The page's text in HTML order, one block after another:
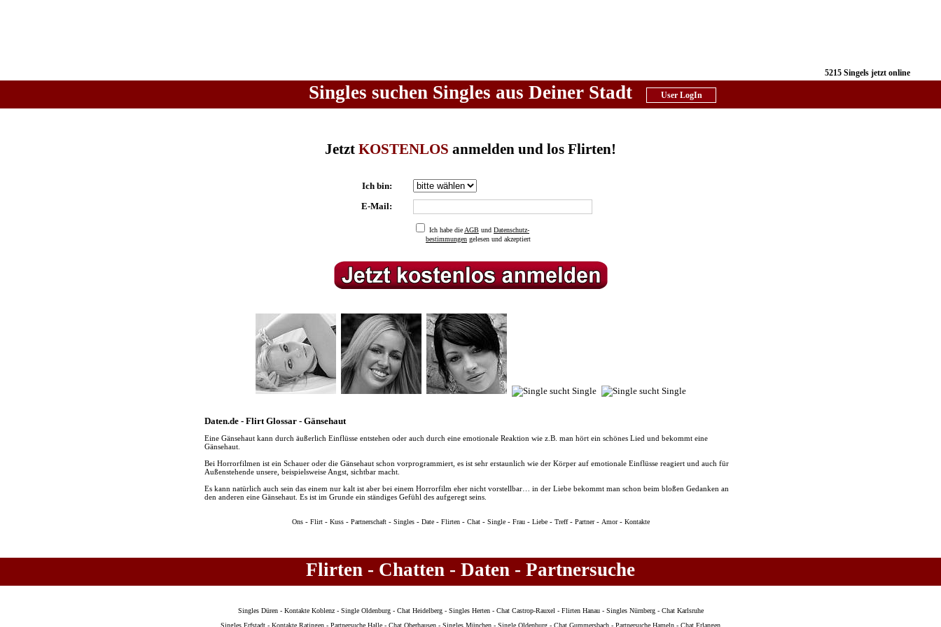
5215 Singels jetzt online
Singles suchen Singles aus Deiner Stadt
Jetzt KOSTENLOS anmelden und los Flirten!
Ich bin:
E-Mail:
Ich habe die AGB und Datenschutz-
bestimmungen gelesen und akzeptiert
Daten.de - Flirt Glossar - Gänsehaut
Eine Gänsehaut kann durch äußerlich Einflüsse entstehen oder auch durch eine emotionale Reaktion wie z.B. man hört ein schönes Lied und bekommt eine
Gänsehaut.
Bei Horrorfilmen ist ein Schauer oder die Gänsehaut schon vorprogrammiert, es ist sehr erstaunlich wie der Körper auf emotionale Einflüsse reagiert und auch für
Außenstehende unsere, beispielsweise Angst, sichtbar macht.
Es kann natürlich auch sein das einem nur kalt ist aber bei einem Horrorfilm eher nicht vorstellbar… in der Liebe bekommt man schon beim bloßen Gedanken an
den anderen eine Gänsehaut. Es ist im Grunde ein ständiges Gefühl des aufgeregt seins.
Ons- Flirt- Kuss- Partnerschaft- Singles- Date- Flirten- Chat- Single- Frau- Liebe- Treff- Partner- Amor- Kontakte
Flirten - Chatten - Daten - Partnersuche
Singles Düren- Kontakte Koblenz- Single Oldenburg- Chat Heidelberg- Singles Herten- Chat Castrop-Rauxel - Flirten Hanau- Singles Nürnberg- Chat Karlsruhe
Singles Erfstadt - Kontakte Ratingen - Partnersuche Halle - Chat Oberhausen - Singles München - Single Oldenburg - Chat Gummersbach - Partnersuche Hameln - Chat Erlangen